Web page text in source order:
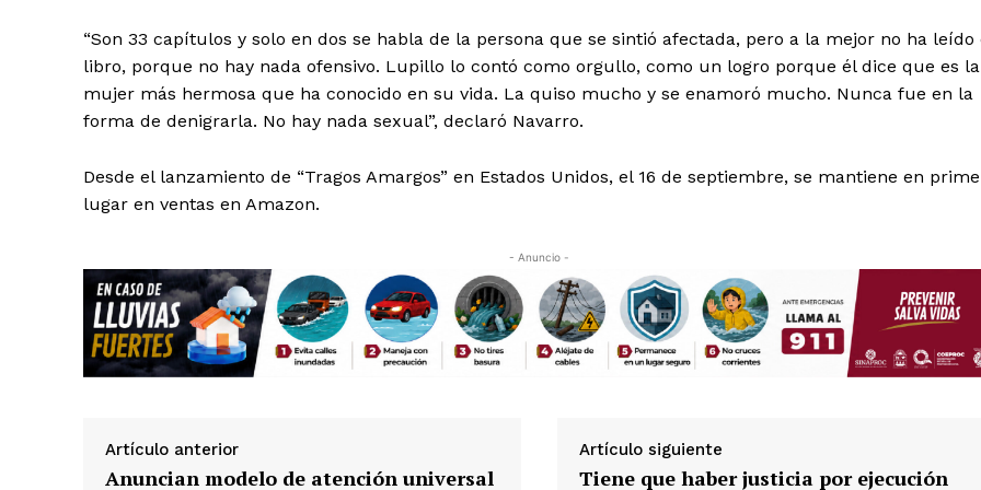
“Son 33 capítulos y solo en dos se habla de la persona que se sintió afectada, pero a la mejor no ha leído
libro, porque no hay nada ofensivo. Lupillo lo contó como orgullo, como un logro porque él dice que es la
mujer más hermosa que ha conocido en su vida. La quiso mucho y se enamoró mucho. Nunca fue en la
forma de denigrarla. No hay nada sexual”, declaró Navarro.
Desde el lanzamiento de “Tragos Amargos” en Estados Unidos, el 16 de septiembre, se mantiene en
lugar en ventas en Amazon.
- Anuncio -
Artículo anterior
Anuncian modelo de atención universal
Artículo siguiente
Tiene que haber justicia por ejecución